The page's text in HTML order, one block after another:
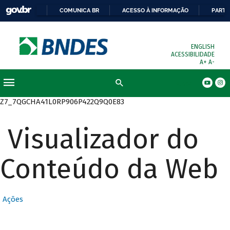
COMUNICA BR ACESSO À INFORMAÇÃO
ENGLISH
ACESSIBILIDADE
A+ A-
Z7_7QGCHA41L0RP906P422Q9Q0E83
Visualizador do
Conteúdo da Web
Ações